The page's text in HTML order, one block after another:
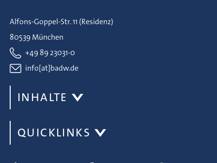
Alfons-Goppel-Str. 11 (Residenz)
80539 München
+49 89 23031-0
info[at]badw.de
INHALTE
QUICKLINKS